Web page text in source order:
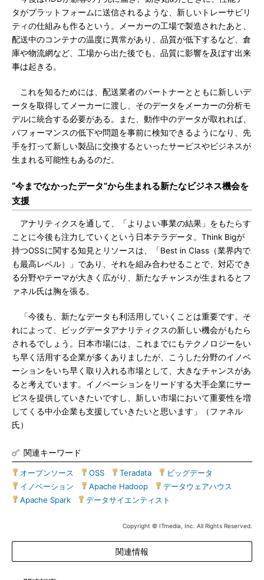
タがプラットフォームに送信されるような、新しいトレーサビリ
ティの仕組みも作るという。メーカーの工場で製造されたあと、
配送中のコンテナの温度に異常があり、品質が低下するなど、倉
庫や物流網など、工場から出た後でも、品質に影響を及ぼす出来
事は起きる。
これを知るためには、配送業者のパートナーとともに新しいデ
ータを取得してメーカーに渡し、そのデータをメーカーの分析モ
デルに統合する必要がある。また、動作中のデータが取れれば、
パフォーマンスの低下や問題を事前に検知できるようになり、先
手を打って新しい製品に交換するといったサービスやビジネスが
生まれる可能性もあるのだ。
“今までなかったデータ”から生まれる新たなビジネス機会を
支援
アナリティクスを通して、「よりよい事業の結果」をもたらす
ことに今後も注力していくという日本テラデータ。Think Bigが
持つOSSに関する知見とリソースは、「Best in Class（業界内で
も最高レベル）」であり、それを組み合わせることで、対応でき
る分野やテーマが大きく広がり、新たなチャンスが生まれるとフ
ァネル氏は胸を張る。
「今後も、新たなデータも利活用していくことは重要です。そ
れによって、ビッグデータアナリティクスの新しい機会がもたら
されるでしょう。日本市場には、これまでにもテクノロジーをい
ち早く活用する企業が多くありましたが、こうした分野のイノベ
ーションをいち早く取り入れる市場として、大きなチャンスがあ
ると考えています。イノベーションをリードする大手企業にサー
ビスを提供していきたいですし、新しい市場において重要性を増
してくる中小企業も支援していきたいと思います」（ファネル
氏）
関連キーワード
オープンソース OSS Teradata ビッグデータ
イノベーション
Apache Hadoop データウェアハウス
Apache Spark
データサイエンティスト
Copyright © ITmedia, Inc. All Rights Reserved.
関連情報